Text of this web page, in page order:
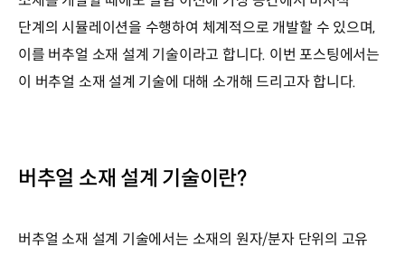
단계의 시뮬레이션을 수행하여 체계적으로 개발할 수 있으며,
이를 버추얼 소재 설계 기술이라고 합니다. 이번 포스팅에서는
이 버추얼 소재 설계 기술에 대해 소개해 드리고자 합니다.
버추얼 소재 설계 기술이란?
버추얼 소재 설계 기술에서는 소재의 원자/분자 단위의 고유